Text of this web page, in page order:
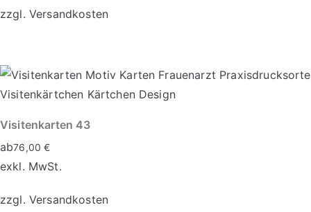
zzgl. Versandkosten
Produkt
Varianten
auf.
Die
können
Visitenkarten 43
ab76,00€
exkl. MwSt.
zzgl. Versandkosten